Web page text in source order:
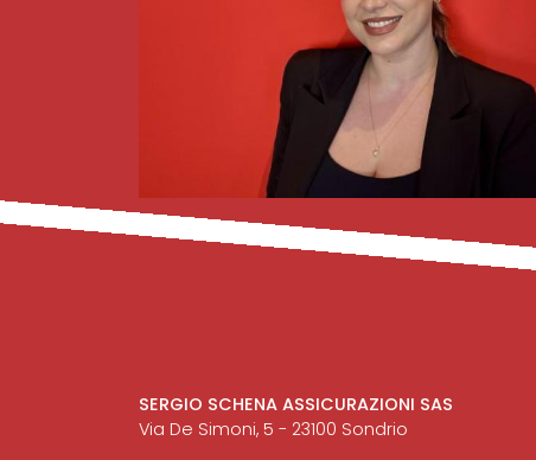
SERGIO SCHENA ASSICURAZIONI SAS
Via De Simoni, 5 - 23100 Sondrio